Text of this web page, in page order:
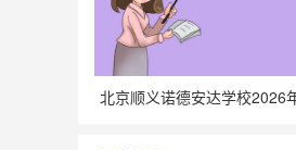
北京顺义诺德安达学校2026